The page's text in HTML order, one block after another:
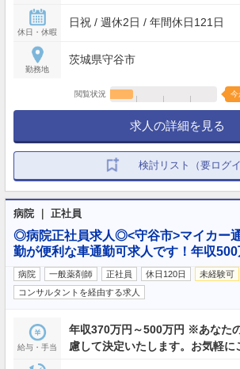
休日・休暇
日祝 / 週休2日 / 年間休日121日
勤務地
茨城県守谷市
閲覧状況 今
求人の詳細を見る
検討リスト（要ログイ
病院 ｜ 正社員
◎病院正社員求人◎<守谷市>マイカー
勤が便利な車通勤可求人です！年収500
病院 一般薬剤師 正社員 休日120日 未経験可
コンサルタントを経由する求人
給与・手当
年収370万円～500万円 ※あなた
慮して決定いたします。お気軽に